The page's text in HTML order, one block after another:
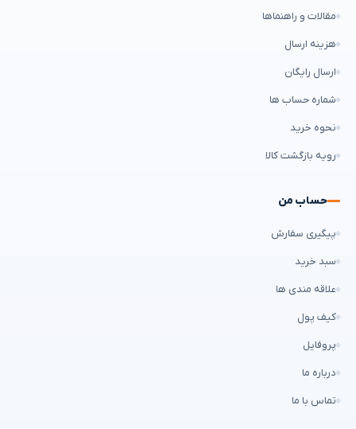
مقالات و راهنماها
هزینه ارسال
ارسال رایگان
شماره حساب ها
نحوه خرید
رویه بازگشت کالا
حساب من
پیگیری سفارش
سبد خرید
علاقه مندی ها
کیف پول
پروفایل
درباره ما
تماس با ما